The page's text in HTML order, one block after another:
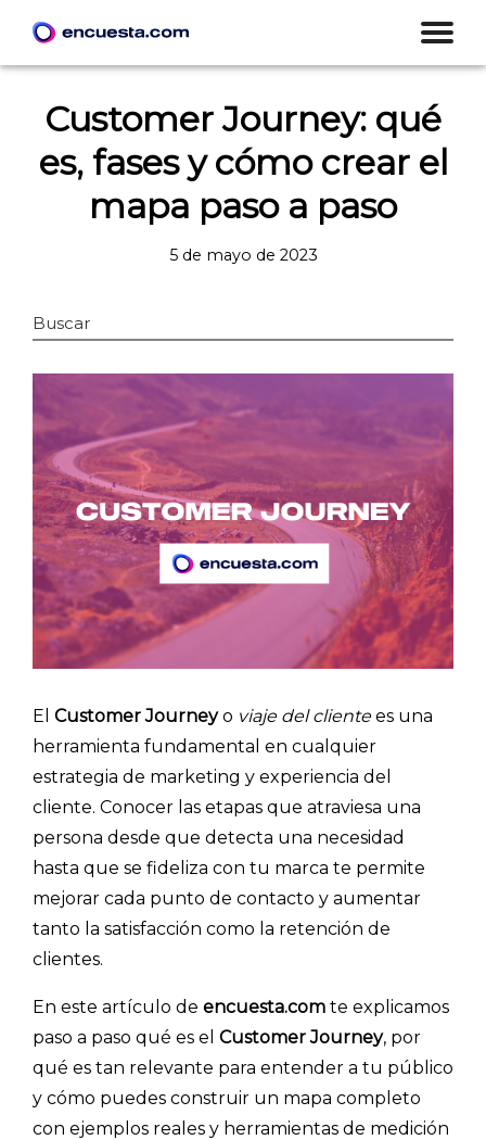
Customer Journey: qué
es, fases y cómo crear el
mapa paso a paso
5 de mayo de 2023
Buscar
El Customer Journeyo viaje del clientees una
herramienta fundamental en cualquier
estrategia de marketing y experiencia del
cliente. Conocer las etapas que atraviesa una
persona desde que detecta una necesidad
hasta que se fideliza con tu marca te permite
mejorar cada punto de contacto y aumentar
tanto la satisfacción como la retención de
clientes.
En este artículo de encuesta.com te explicamos
paso a paso qué es el Customer Journey, por
qué es tan relevante para entender a tu público
y cómo puedes construir un mapa completo
con ejemplos reales y herramientas de medición